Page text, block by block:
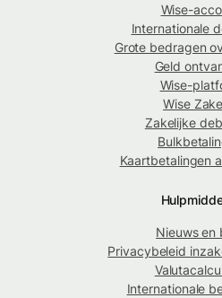
Wise-
Internationale
Grote bedragen
Geld
Wise-
Wise
Zakelijke
Kaartbetalingen
Nieuws en
Privacybeleid
Internationale